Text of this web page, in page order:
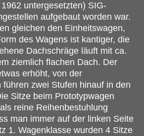
untergesetzten) SIG-
aufgebaut worden war.
gleichen den Einheitswagen,
des Wagens ist kantiger, die
Dachschräge läuft mit ca.
ziemlich flachen Dach. Der
erhöht, von der
führen zwei Stufen hinauf in den
Sitze beim Prototypwagen
reine Reihenbestuhlung
man immer auf der linken Seite
1. Wagenklasse wurden 4 Sitze